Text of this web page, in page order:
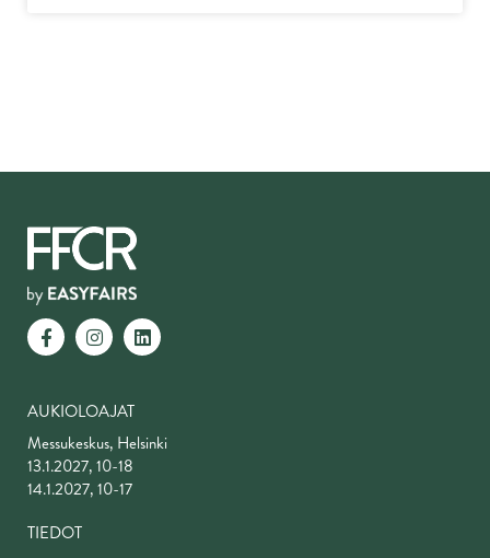
AUKIOLOAJAT
Messukeskus, Helsinki
13.1.2027, 10-18
14.1.2027, 10-17
TIEDOT